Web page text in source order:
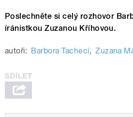
Poslechněte si celý rozhovor
íránistkou Zuzanou Kříhovou.
autoři: Barbora Tachecí, Zuzana